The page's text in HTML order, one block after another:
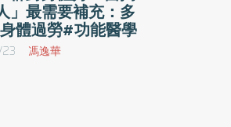
」最需要補充：多
體過勞#功能醫學
馮逸華